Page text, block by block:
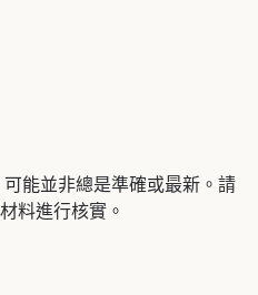
能並非總是準確或最新。請
料進行核實。